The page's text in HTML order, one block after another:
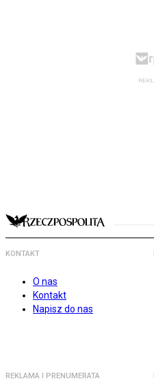
KONTAKT
O nas
Kontakt
Napisz do nas
REKLAMA I PRENUMERATA